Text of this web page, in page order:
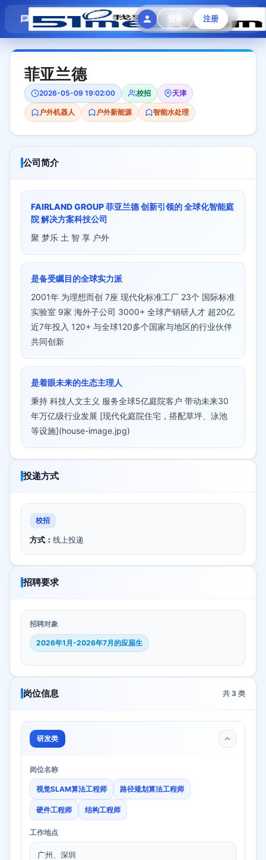
登录 注册
模拟面试 题目大全 招聘中心 会员专区
菲亚兰德
2026-05-09 19:02:00 校招 天津
户外机器人 户外新能源 智能水处理
公司简介
FAIRLAND GROUP 菲亚兰德 创新引领的 全球化智能庭
院 解决方案科技公司
聚 梦乐 土 智 享 户外
是备受瞩目的全球实力派
2001年 为理想而创 7座 现代化标准工厂 23个 国际标准
实验室 9家 海外子公司 3000+ 全球产销研人才 超20亿
近7年投入 120+ 与全球120多个国家与地区的行业伙伴
共同创新
是着眼未来的生态主理人
秉持 科技人文主义 服务全球5亿庭院客户 带动未来30
年万亿级行业发展 [现代化庭院住宅，搭配草坪、泳池
等设施](house-image.jpg)
投递方式
校招
方式： 线上投递
招聘要求
招聘对象
2026年1月-2026年7月的应届生
岗位信息 共 3 类
研发类
岗位名称
视觉SLAM算法工程师 路径规划算法工程师
硬件工程师 结构工程师
工作地点
广州、深圳